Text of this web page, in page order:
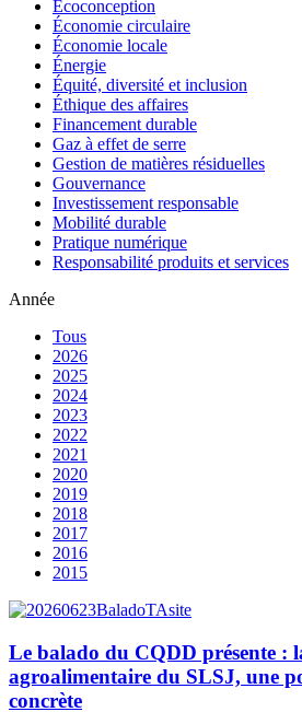
Écoconception
Économie circulaire
Économie locale
Énergie
Équité, diversité et inclusion
Éthique des affaires
Financement durable
Gaz à effet de serre
Gestion de matières résiduelles
Gouvernance
Investissement responsable
Mobilité durable
Pratique numérique
Responsabilité produits et services
Année
Tous
2026
2025
2024
2023
2022
2021
2020
2019
2018
2017
2016
2015
Le balado du CQDD présente :
agroalimentaire du SLSJ, une
concrète